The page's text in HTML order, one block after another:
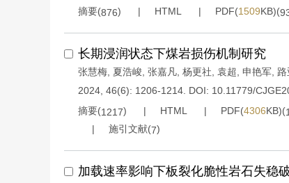
摘要(876) HTML PDF(1509KB)(
长期浸润状态下煤岩损伤机制研究
张慧梅 夏浩峻 张嘉凡 杨更社 袁超 申艳军
2024, 46(6): 1206-1214. DOI: 10.11779/
摘要(1217) HTML PDF(4306KB)(
施引文献(7)
加载速率影响下板裂化脆性岩石失稳